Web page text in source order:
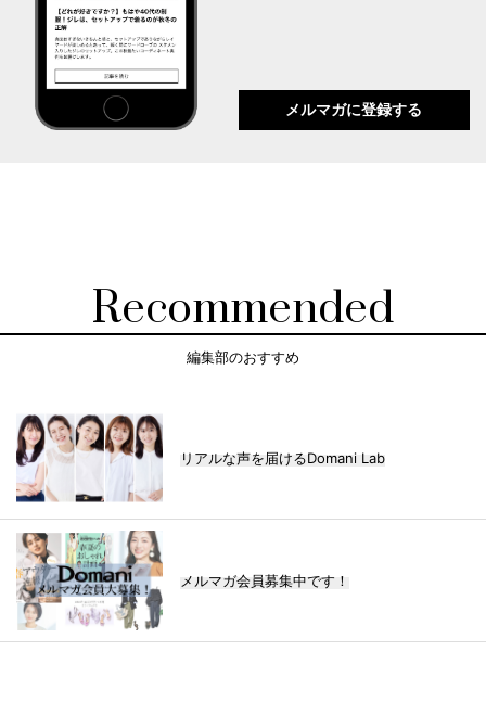
メルマガに登録する
Recommended
編集部のおすすめ
リアルな声を届けるDomani Lab
メルマガ会員募集中です！